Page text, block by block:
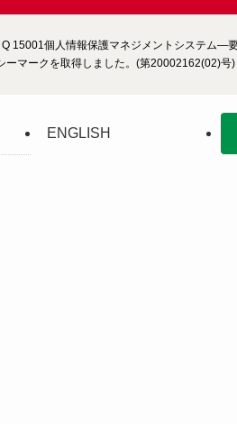
15001個人情報保護マネジメントシステム―
ーマークを取得しました。(第20002162(02)号)
ENGLISH